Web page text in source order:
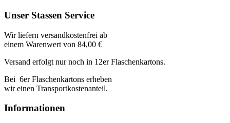
oben
Unser Stassen Service
Wir liefern versandkostenfrei ab
einem Warenwert von 84,00 €
Versand erfolgt nur noch in 12er Flaschenkartons.
Bei 6er Flaschenkartons erheben
wir einen Transportkostenanteil.
Informationen